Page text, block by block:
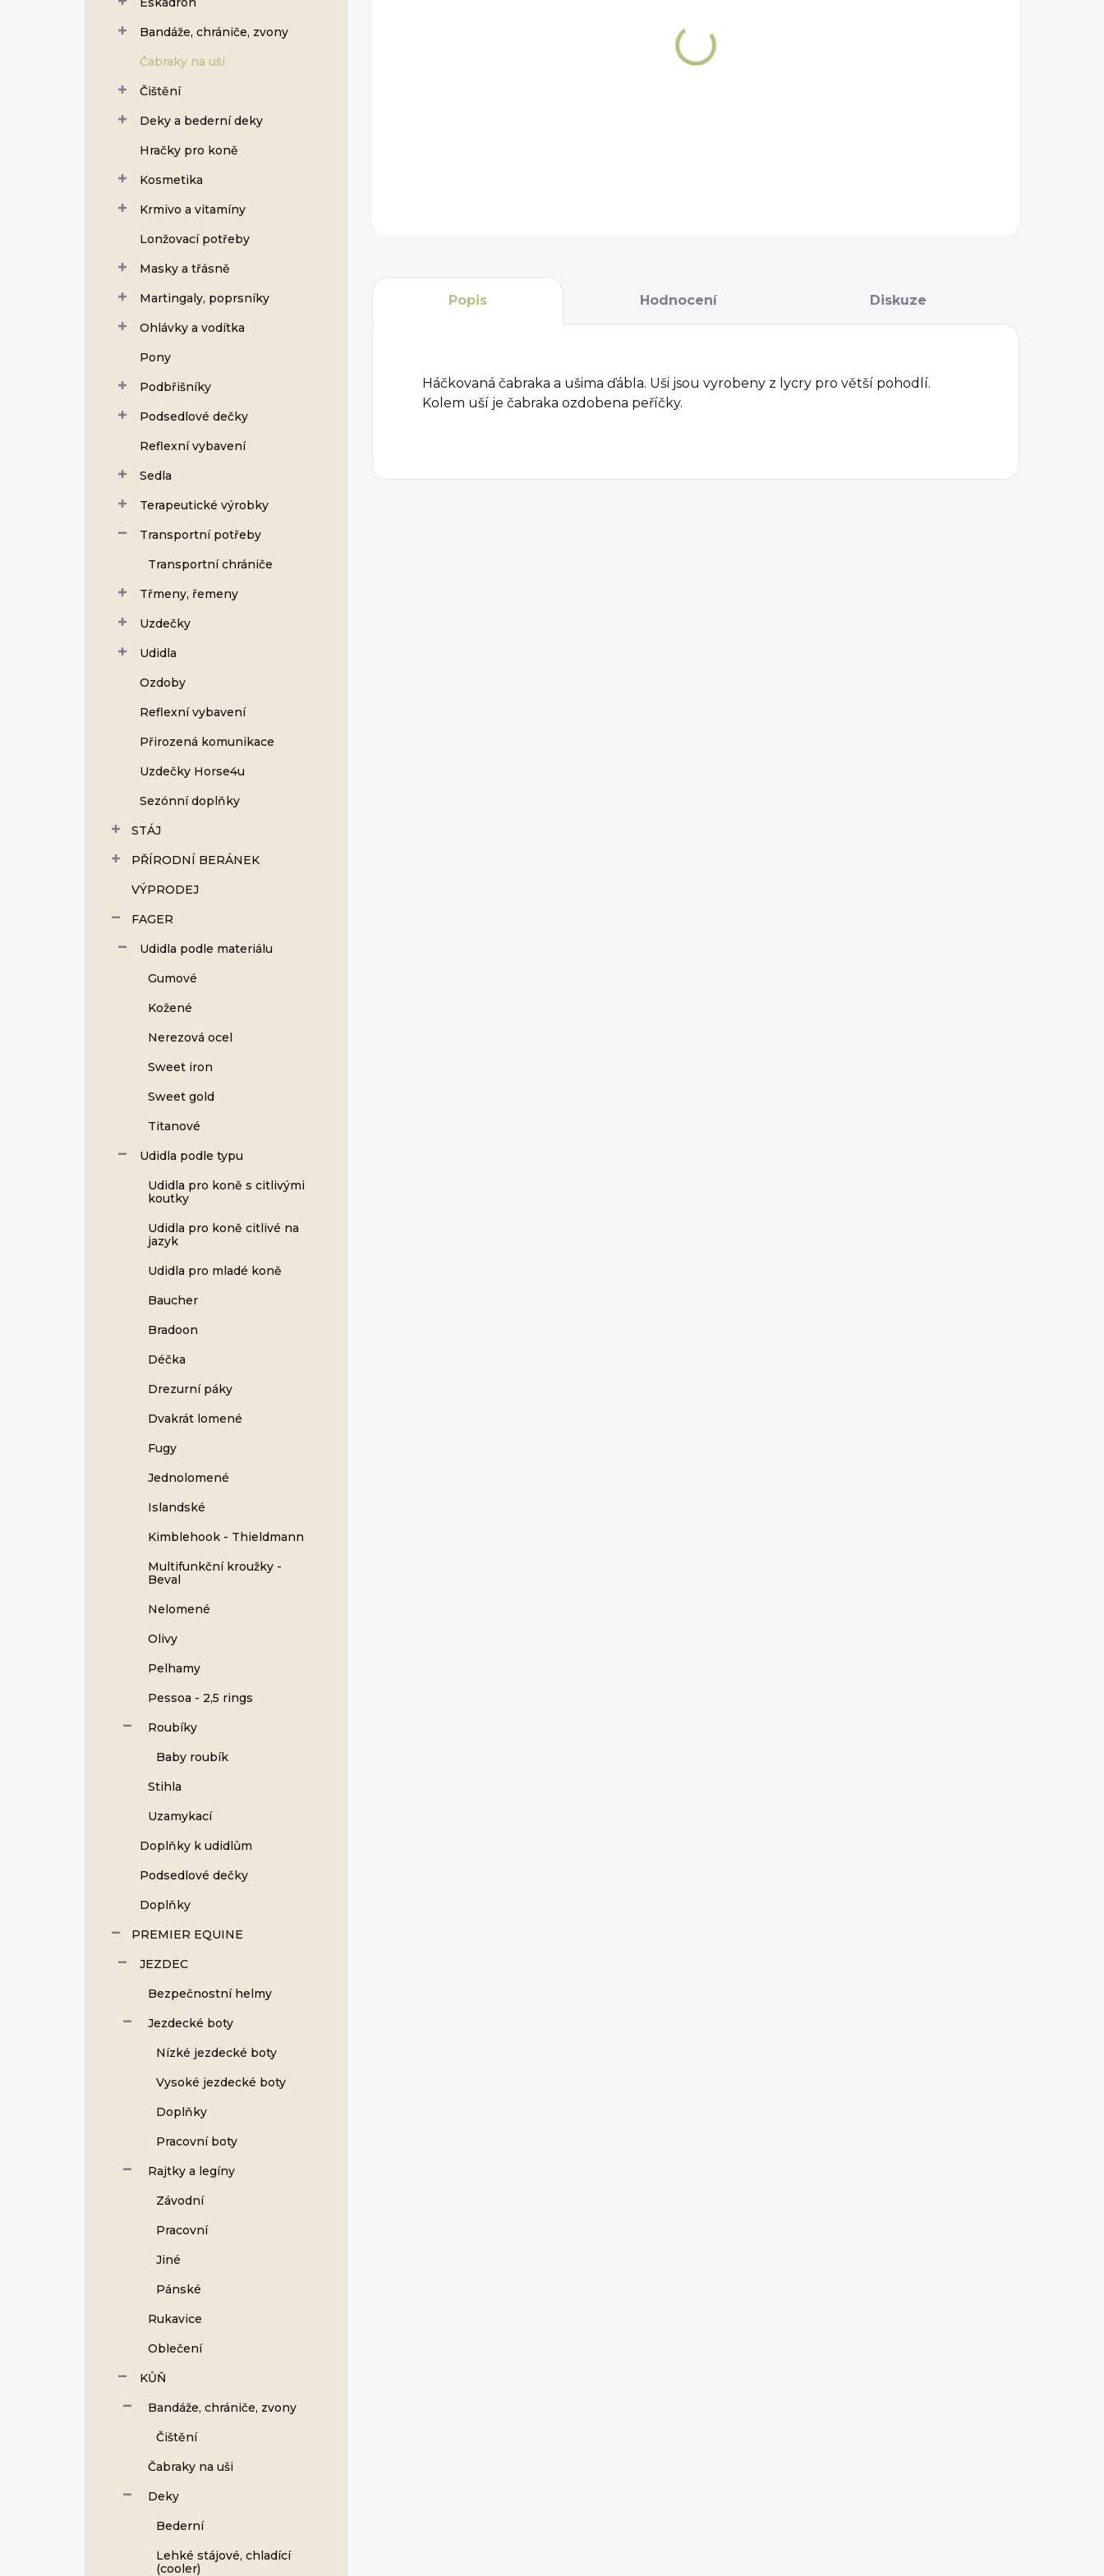
Bandáže, chrániče, zvony
Čabraky na uši
Čištění
Deky a bederní deky
Hračky pro koně
Kosmetika
Krmivo a vitamíny
Lonžovací potřeby
Masky a třásně
Martingaly, poprsníky
Ohlávky a vodítka
Pony
Podbřišníky
Podsedlové dečky
Reflexní vybavení
Sedla
Terapeutické výrobky
Transportní potřeby
Transportní chrániče
Třmeny, řemeny
Uzdečky
Udidla
Ozdoby
Reflexní vybavení
Přirozená komunikace
Uzdečky Horse4u
Sezónní doplňky
STÁJ
PŘÍRODNÍ BERÁNEK
VÝPRODEJ
FAGER
Udidla podle materiálu
Gumové
Kožené
Nerezová ocel
Sweet iron
Sweet gold
Titanové
Udidla podle typu
Udidla pro koně s citlivými
koutky
Udidla pro koně citlivé na
jazyk
Udidla pro mladé koně
Baucher
Bradoon
Déčka
Drezurní páky
Dvakrát lomené
Fugy
Jednolomené
Islandské
Kimblehook - Thieldmann
Multifunkční kroužky -
Beval
Nelomené
Olivy
Pelhamy
Pessoa - 2,5 rings
Roubíky
Baby roubík
Stihla
Uzamykací
Doplňky k udidlům
Podsedlové dečky
Doplňky
PREMIER EQUINE
JEZDEC
Bezpečnostní helmy
Jezdecké boty
Nízké jezdecké boty
Vysoké jezdecké boty
Doplňky
Pracovní boty
Rajtky a legíny
Závodní
Pracovní
Jiné
Pánské
Rukavice
Oblečení
KŮŇ
Bandáže, chrániče, zvony
Čištění
Čabraky na uši
Deky
Bederní
Lehké stájové, chladící
(cooler)
Popis Hodnocení Diskuze
Háčkovaná čabraka a ušima ďábla. Uši jsou vyrobeny z lycry pro větší pohodlí.
Kolem uší je čabraka ozdobena peříčky.